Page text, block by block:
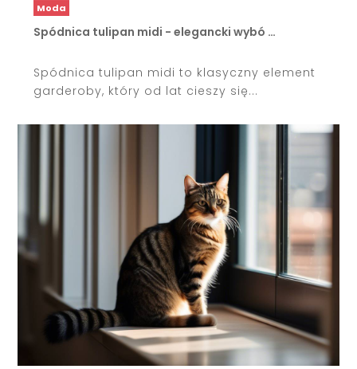
Moda
Spódnica tulipan midi - elegancki wybó …
Spódnica tulipan midi to klasyczny element
garderoby, który od lat cieszy się...